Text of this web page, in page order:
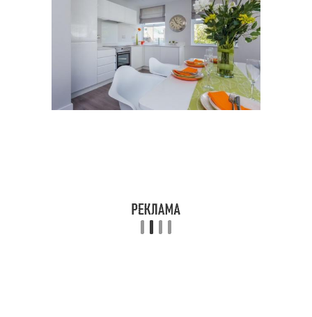
Овальный стол Треугольный стол
Барный стол Материал для стола